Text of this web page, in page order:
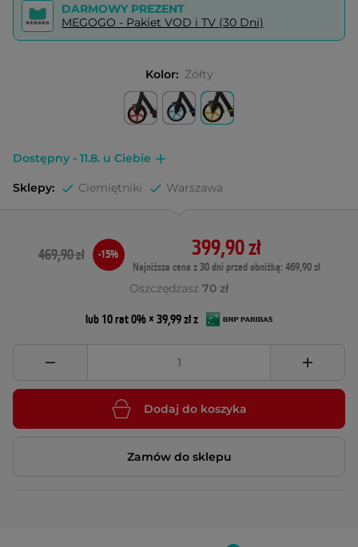
DARMOWY PREZENT
MEGOGO - Pakiet VOD i TV (30 Dni)
Kolor: Żółty
Dostępny - 11.8. u Ciebie
Sklepy: Ciemiętniki Warszawa
399,90 zł
Najniższa cena z 30 dni przed obniżką: 469,90 zł
469,90 zł -15%
Oszczędzasz 70 zł
lub 10 rat 0% × 39,99 zł z
Dodaj do koszyka
Zamów do sklepu